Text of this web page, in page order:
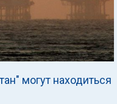
могут находиться